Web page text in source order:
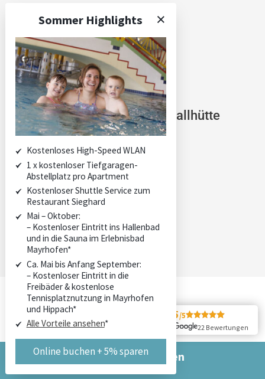
Datenschutz
Impressum
AGB
We are family.SieghardKristallhütte
coolnestAlpin Apartments
DE
Sommer Highlights
Kostenloses High-Speed WLAN
1 x kostenloser Tiefgaragen-
Abstellplatz pro Apartment
Kostenloser Shuttle Service zum
Restaurant Sieghard
Mai – Oktober:
– Kostenloser Eintritt ins Hallenbad
und in die Sauna im Erlebnisbad
Mayrhofen*
Ca. Mai bis Anfang September:
– Kostenloser Eintritt in die
Freibäder & kostenlose
Tennisplatznutzung in Mayrhofen
und Hippach*
Alle Vorteile ansehen*
Online buchen + 5% sparen
Die ApartmentsJetzt online buchen
& 5 % Rabatt sichern
5/5
22 Bewertungen